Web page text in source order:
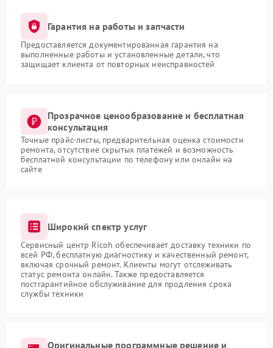
Гарантия на работы и запчасти
Предоставляется документированная гарантия на
выполненные работы и установленные детали, что
защищает клиента от повторных неисправностей
Прозрачное ценообразование и бесплатная
консультация
Точные прайс-листы, предварительная оценка стоимости
ремонта, отсутствие скрытых платежей и возможность
бесплатной консультации по телефону или онлайн на
сайте
Широкий спектр услуг
Сервисный центр Ricoh обеспечивает доставку техники по
всей РФ, бесплатную диагностику и качественный ремонт,
включая срочный ремонт. Клиенты могут отслеживать
статус ремонта онлайн. Также предоставляется
постгарантийное обслуживание для продления срока
службы техники
Оригинальные программные решение и